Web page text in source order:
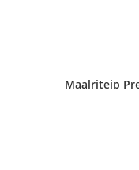
Maalriteip